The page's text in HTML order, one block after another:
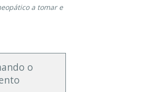
a tomar e
o